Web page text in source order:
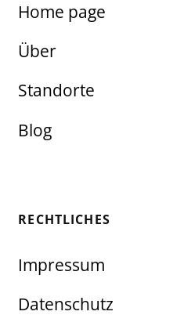
Home page
Über
Standorte
Blog
RECHTLICHES
Impressum
Datenschutz